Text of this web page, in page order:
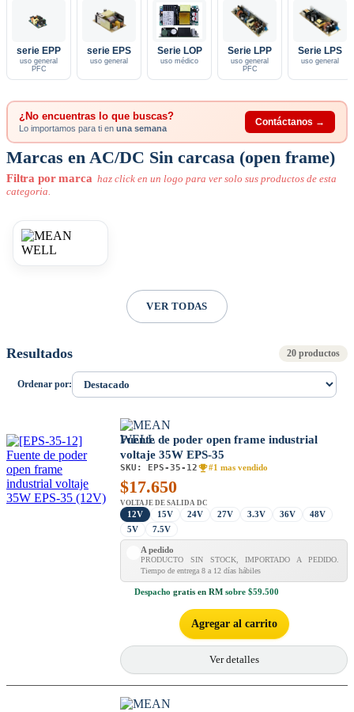
serie EPP
uso general
PFC
serie EPS
uso general
Serie LOP
uso médico
Serie LPP
uso general
PFC
Serie LPS
uso general
¿No encuentras lo que buscas?
Lo importamos para ti en una semana
Contáctanos →
Marcas en AC/DC Sin carcasa (open frame)
Filtra por marca haz click en un logo para ver solo sus productos de esta
categoria.
VER TODAS
Resultados 20 productos
Ordenar por:
Fuente de poder open frame industrial
voltaje 35W EPS-35
SKU: EPS-35-12 #1 mas vendido
$17.650
VOLTAJE DE SALIDA DC
12V 15V 24V 27V 3.3V 36V
48V
5V
7.5V
A pedido
PRODUCTO SIN STOCK, IMPORTADO A PEDIDO.
Tiempo de entrega 8 a 12 días hábiles
Despacho gratis en RM sobre $59.500
Agregar al carrito
Ver detalles